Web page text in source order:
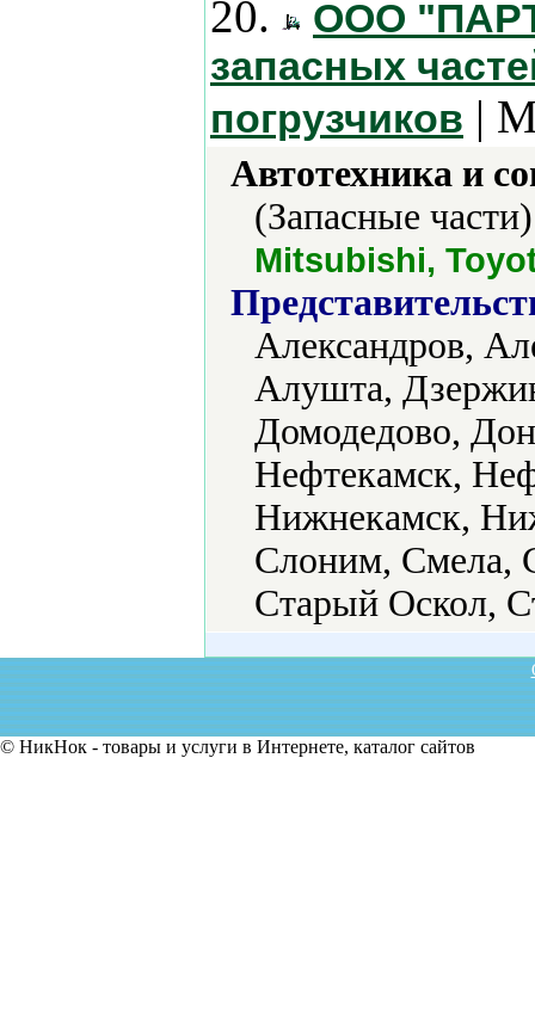
20.
ООО
запасных
погрузчиков |
Автотехника и
(Запасные
Mitsubishi,
Александров,
Алушта,
Домодедово,
Нефтекамск,
Нижнекамск,
Слоним, Смела,
Старый Оскол,
© НикНок - товары и услуги в Интернете, каталог сайтов